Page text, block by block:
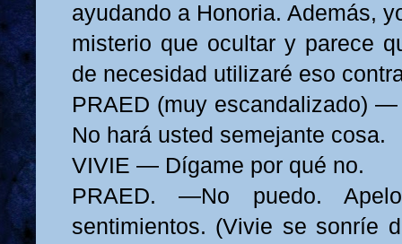
ayudando a Honoria. Además,
misterio que ocultar y parece
de necesidad utilizaré eso
PRAED (muy escandalizado) —
No hará usted semejante cosa.
VIVIE — Dígame por qué no.
PRAED. —No puedo.
sentimientos. (Vivie se sonríe